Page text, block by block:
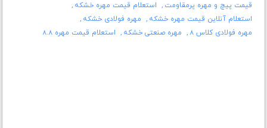
قیمت پیچ و مهره پرمقاومت
استعلام قیمت مهره خشکه
استعلام آنلاین قیمت مهره خشکه
مهره فولادی خشکه
مهره فولادی کلاس 8
مهره صنعتی خشکه استعلام قیمت مهره 8.8